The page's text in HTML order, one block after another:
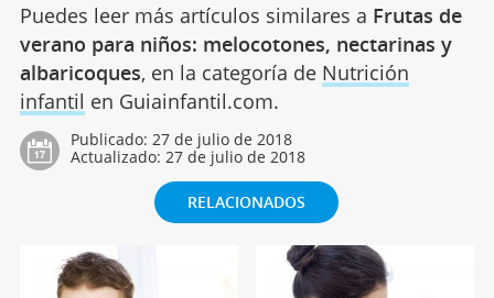
Puedes leer más artículos similares a Frutas de
verano para niños: melocotones, nectarinas y
albaricoques, en la categoría de Nutrición
infantil en Guiainfantil.com.
Publicado: 27 de julio de 2018
Actualizado: 27 de julio de 2018
RELACIONADOS